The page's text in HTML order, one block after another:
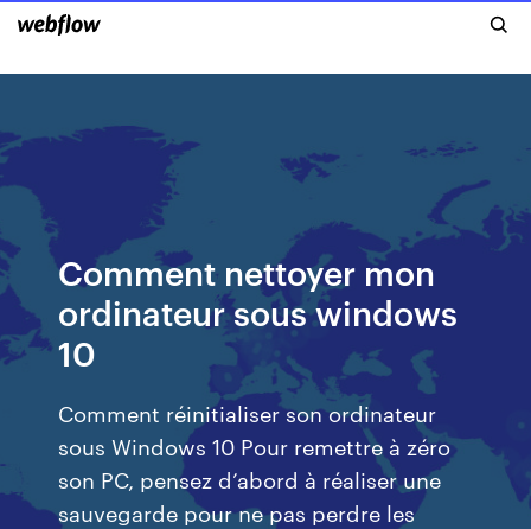
Comment nettoyer mon
ordinateur sous windows
10
Comment réinitialiser son ordinateur
sous Windows 10 Pour remettre à zéro
son PC, pensez d’abord à réaliser une
sauvegarde pour ne pas perdre les